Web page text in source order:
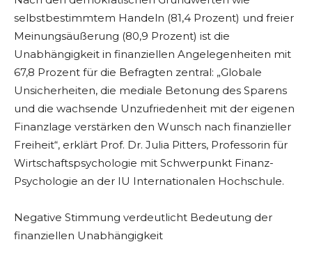
selbstbestimmtem Handeln (81,4 Prozent) und freier
Meinungsäußerung (80,9 Prozent) ist die
Unabhängigkeit in finanziellen Angelegenheiten mit
67,8 Prozent für die Befragten zentral: „Globale
Unsicherheiten, die mediale Betonung des Sparens
und die wachsende Unzufriedenheit mit der eigenen
Finanzlage verstärken den Wunsch nach finanzieller
Freiheit“, erklärt Prof. Dr. Julia Pitters, Professorin für
Wirtschaftspsychologie mit Schwerpunkt Finanz-
Psychologie an der IU Internationalen Hochschule.
Negative Stimmung verdeutlicht Bedeutung der
finanziellen Unabhängigkeit